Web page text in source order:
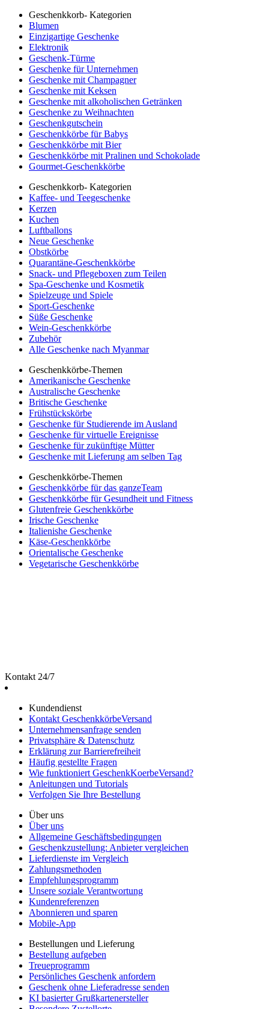
Geschenkkorb- Kategorien
Blumen
Einzigartige Geschenke
Elektronik
Geschenk-Türme
Geschenke für Unternehmen
Geschenke mit Champagner
Geschenke mit Keksen
Geschenke mit alkoholischen Getränken
Geschenke zu Weihnachten
Geschenkgutschein
Geschenkkörbe für Babys
Geschenkkörbe mit Bier
Geschenkkörbe mit Pralinen und Schokolade
Gourmet-Geschenkkörbe
Geschenkkorb- Kategorien
Kaffee- und Teegeschenke
Kerzen
Kuchen
Luftballons
Neue Geschenke
Obstkörbe
Quarantäne-Geschenkkörbe
Snack- und Pflegeboxen zum Teilen
Spa-Geschenke und Kosmetik
Spielzeuge und Spiele
Sport-Geschenke
Süße Geschenke
Wein-Geschenkkörbe
Zubehör
Alle Geschenke nach Myanmar
Geschenkkörbe-Themen
Amerikanische Geschenke
Australische Geschenke
Britische Geschenke
Frühstückskörbe
Geschenke für Studierende im Ausland
Geschenke für virtuelle Ereignisse
Geschenke für zukünftige Mütter
Geschenke mit Lieferung am selben Tag
Geschenkkörbe-Themen
Geschenkkörbe für das ganzeTeam
Geschenkkörbe für Gesundheit und Fitness
Glutenfreie Geschenkkörbe
Irische Geschenke
Italienishe Geschenke
Käse-Geschenkkörbe
Orientalische Geschenke
Vegetarische Geschenkkörbe
Kontakt 24/7
Kundendienst
Kontakt GeschenkkörbeVersand
Unternehmensanfrage senden
Privatsphäre & Datenschutz
Erklärung zur Barrierefreiheit
Häufig gestellte Fragen
Wie funktioniert GeschenkKoerbeVersand?
Anleitungen und Tutorials
Verfolgen Sie Ihre Bestellung
Über uns
Über uns
Allgemeine Geschäftsbedingungen
Geschenkzustellung: Anbieter vergleichen
Lieferdienste im Vergleich
Zahlungsmethoden
Empfehlungsprogramm
Unsere soziale Verantwortung
Kundenreferenzen
Abonnieren und sparen
Mobile-App
Bestellungen und Lieferung
Bestellung aufgeben
Treueprogramm
Persönliches Geschenk anfordern
Geschenk ohne Lieferadresse senden
KI basierter Grußkartenersteller